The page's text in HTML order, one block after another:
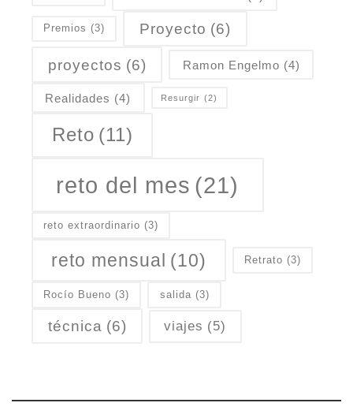
Premios (3) Proyecto (6)
proyectos (6) Ramon Engelmo (4)
Realidades (4) Resurgir (2)
Reto (11)
reto del mes (21)
reto extraordinario (3)
reto mensual (10) Retrato (3)
Rocío Bueno (3) salida (3)
técnica (6) viajes (5)